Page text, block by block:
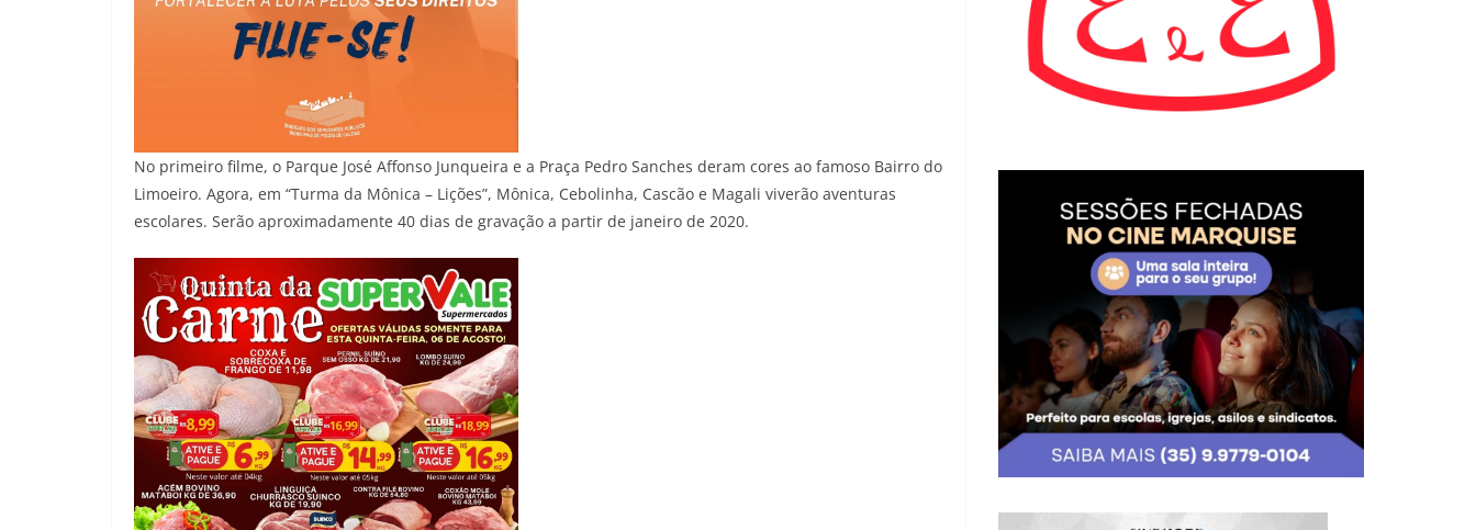
No primeiro filme, o Parque José Affonso Junqueira e a Praça Pedro Sanches deram cores ao famoso Bairro do
Limoeiro. Agora, em “Turma da Mônica – Lições”, Mônica, Cebolinha, Cascão e Magali viverão aventuras
escolares. Serão aproximadamente 40 dias de gravação a partir de janeiro de 2020.